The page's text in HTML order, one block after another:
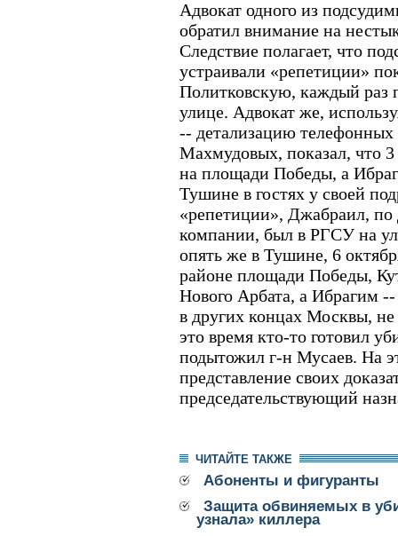
Адвокат одного из
обратил внимание на
Следствие полагает, что
устраивали «репетиции»
Политковскую, каждый раз
улице. Адвокат же,
-- детализацию телефонных
Махмудовых, показал, что
на площади Победы, а
Тушине в гостях у своей
«репетиции», Джабраил,
компании, был в РГСУ на
опять же в Тушине, 6
районе площади Победы,
Нового Арбата, а Ибрагим
в других концах Москвы,
это время кто-то готовил
подытожил г-н Мусаев. На
представление своих
председательствующий
ЧИТАЙТЕ ТАКЖЕ
Абоненты и фигуранты
Защита обвиняемых в
узнала» киллера